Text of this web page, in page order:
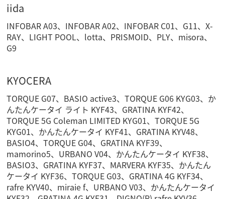
iida
INFOBAR A03、INFOBAR A02、INFOBAR C01、G11、X-
RAY、LIGHT POOL、lotta、PRISMOID、PLY、misora、
G9
KYOCERA
TORQUE G07、BASIO active3、TORQUE G06 KYG03、か
んたんケータイ ライト KYF43、GRATINA KYF42、
TORQUE 5G Coleman LIMITED KYG01、TORQUE 5G
KYG01、かんたんケータイ KYF41、GRATINA KYV48、
BASIO4、TORQUE G04、GRATINA KYF39、
mamorino5、URBANO V04、かんたんケータイ KYF38、
BASIO3、GRATINA KYF37、MARVERA KYF35、かんたん
ケータイ KYF36、TORQUE G03、GRATINA 4G KYF34、
rafre KYV40、miraie f、URBANO V03、かんたんケータイ